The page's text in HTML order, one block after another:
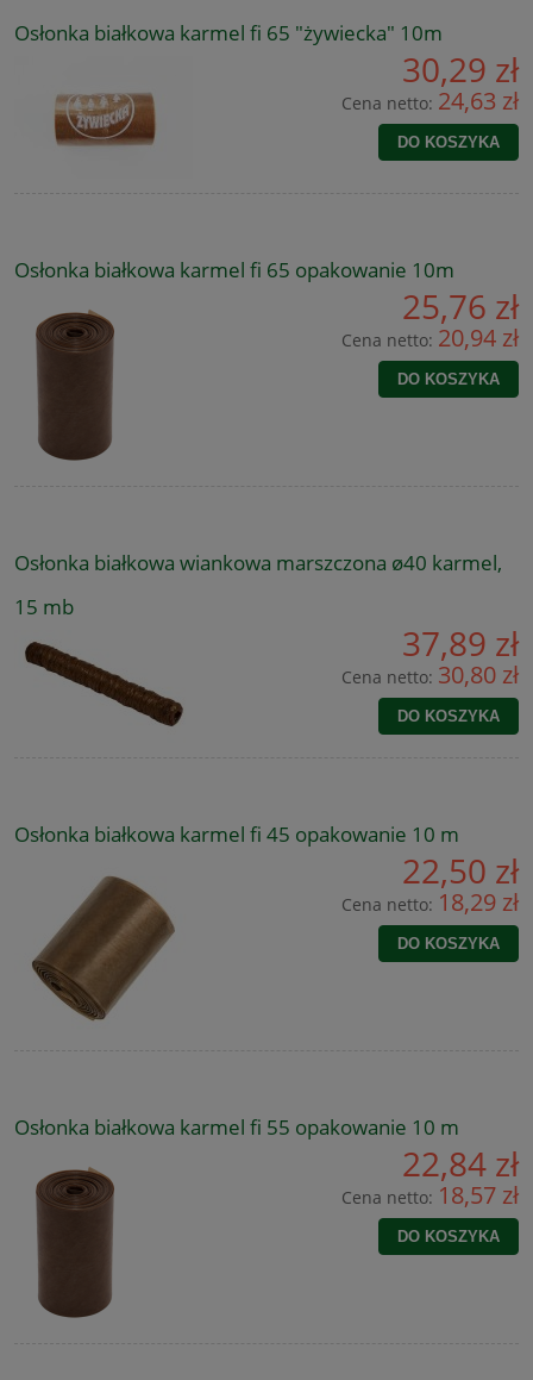
Osłonka białkowa karmel fi 65 "żywiecka" 10m
30,29 zł
Cena netto: 24,63 zł
DO KOSZYKA
Osłonka białkowa karmel fi 65 opakowanie 10m
25,76 zł
Cena netto: 20,94 zł
DO KOSZYKA
Osłonka białkowa wiankowa marszczona ø40 karmel,
15 mb
37,89 zł
Cena netto: 30,80 zł
DO KOSZYKA
Osłonka białkowa karmel fi 45 opakowanie 10 m
22,50 zł
Cena netto: 18,29 zł
DO KOSZYKA
Osłonka białkowa karmel fi 55 opakowanie 10 m
22,84 zł
Cena netto: 18,57 zł
DO KOSZYKA